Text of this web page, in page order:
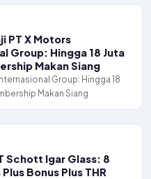
PT X Motors
Group: Hingga 18 Juta
Makan Siang
Group: Hingga 18
Makan Siang
Schott Igar Glass: 8
Bonus Plus THR